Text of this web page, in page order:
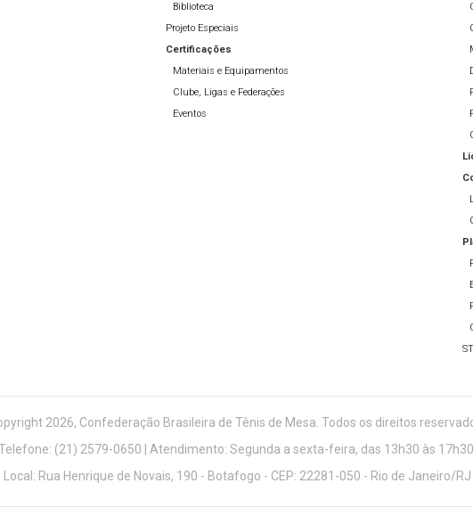
Biblioteca
Projeto Especiais
Certificações
Materiais e Equipamentos
Clube, Ligas e Federações
Eventos
2026, Confederação Brasileira de Tênis de Mesa. Todos os direitos
(21) 2579-0650 | Atendimento: Segunda a sexta-feira, das 13h30 às
Local: Rua Henrique de Novais, 190 - Botafogo - CEP: 22281-050 - Rio de Janeiro/RJ